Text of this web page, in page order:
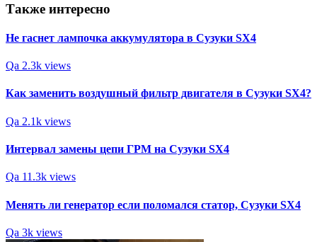
Также интересно
Не гаснет лампочка аккумулятора в Сузуки SX4
Qa 2.3k views
Как заменить воздушный фильтр двигателя в Сузуки SX4?
Qa 2.1k views
Интервал замены цепи ГРМ на Сузуки SX4
Qa 11.3k views
Менять ли генератор если поломался статор, Сузуки SX4
Qa 3k views